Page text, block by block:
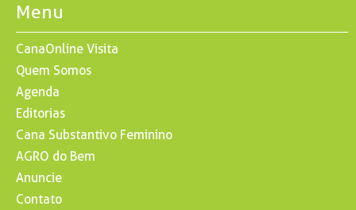
Menu
CanaOnline Visita
Quem Somos
Agenda
Editorias
Cana Substantivo Feminino
AGRO do Bem
Anuncie
Contato